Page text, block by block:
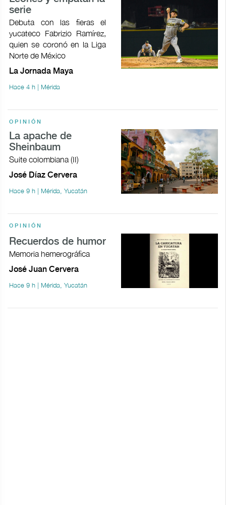
serie
Debuta con las fieras el
yucateco Fabrizio Ramírez,
quien se coronó en la Liga
Norte de México
La Jornada Maya
Hace 4 h | Mérida
OPINIÓN
La apache de
Sheinbaum
Suite colombiana (II)
José Díaz Cervera
Hace 9 h | Mérida, Yucatán
OPINIÓN
Recuerdos de humor
Memoria hemerográfica
José Juan Cervera
Hace 9 h | Mérida, Yucatán